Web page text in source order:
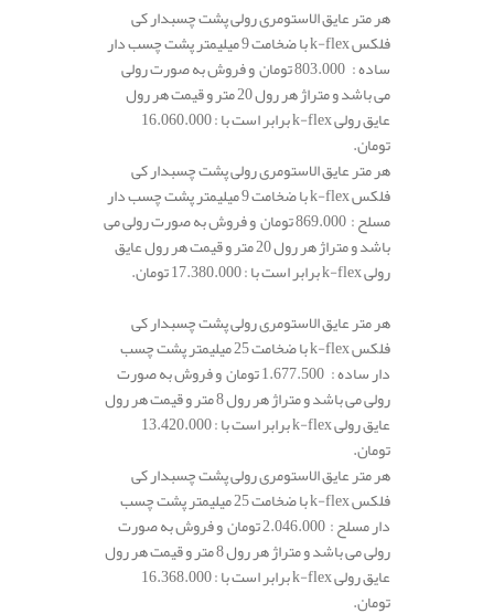
هر متر عایق الاستومری رولی پشت چسبدار کی
فلکس k-flex با ضخامت 9 میلیمتر پشت چسب دار
ساده : 803.000 تومان و فروش به صورت رولی
می باشد و متراژ هر رول 20 متر و قیمت هر رول
عایق رولی k-flex برابر است با : 16.060.000
تومان.
هر متر عایق الاستومری رولی پشت چسبدار کی
فلکس k-flex با ضخامت 9 میلیمتر پشت چسب دار
مسلح : 869.000 تومان و فروش به صورت رولی می
باشد و متراژ هر رول 20 متر و قیمت هر رول عایق
رولی k-flex برابر است با : 17.380.000 تومان.
هر متر عایق الاستومری رولی پشت چسبدار کی
فلکس k-flex با ضخامت 25 میلیمتر پشت چسب
دار ساده : 1.677.500 تومان و فروش به صورت
رولی می باشد و متراژ هر رول 8 متر و قیمت هر رول
عایق رولی k-flex برابر است با : 13.420.000
تومان.
هر متر عایق الاستومری رولی پشت چسبدار کی
فلکس k-flex با ضخامت 25 میلیمتر پشت چسب
دار مسلح : 2.046.000 تومان و فروش به صورت
رولی می باشد و متراژ هر رول 8 متر و قیمت هر رول
عایق رولی k-flex برابر است با : 16.368.000
تومان.